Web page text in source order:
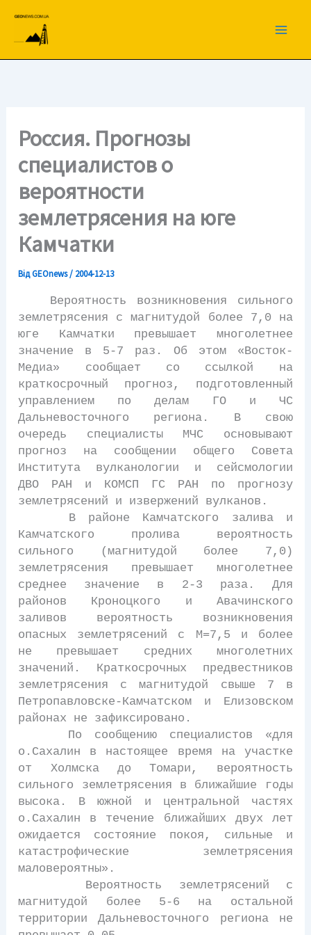
вмісту
Россия. Прогнозы
специалистов о
вероятности
землетрясения на юге
Камчатки
ВідGEOnews/ 2004-12-13
Вероятность возникновения сильного
землетрясения с магнитудой более 7,0 на
юге Камчатки превышает многолетнее
значение в 5-7 раз. Об этом «Восток-
Медиа» сообщает со ссылкой на
краткосрочный прогноз, подготовленный
управлением по делам ГО и ЧС
Дальневосточного региона. В свою
очередь специалисты МЧС основывают
прогноз на сообщении общего Совета
Института вулканологии и сейсмологии
ДВО РАН и КОМСП ГС РАН по прогнозу
землетрясений и извержений вулканов.
В районе Камчатского залива и
Камчатского пролива вероятность
сильного (магнитудой более 7,0)
землетрясения превышает многолетнее
среднее значение в 2-3 раза. Для
районов Кроноцкого и Авачинского
заливов вероятность возникновения
опасных землетрясений с М=7,5 и более
не превышает средних многолетних
значений. Краткосрочных предвестников
землетрясения с магнитудой свыше 7 в
Петропавловске-Камчатском и Елизовском
районах не зафиксировано.
По сообщению специалистов «для
о.Сахалин в настоящее время на участке
от Холмска до Томари, вероятность
сильного землетрясения в ближайшие годы
высока. В южной и центральной частях
о.Сахалин в течение ближайших двух лет
ожидается состояние покоя, сильные и
катастрофические землетрясения
маловероятны».
Вероятность землетрясений с
магнитудой более 5-6 на остальной
территории Дальневосточного региона не